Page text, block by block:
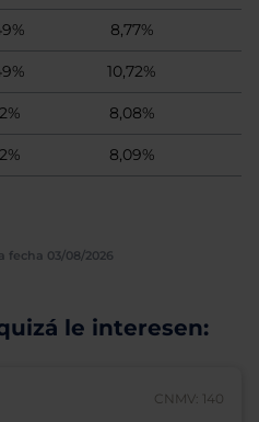
8,77%
10,72%
8,08%
8,09%
fecha 03/08/2026
le interesen:
CNMV: 140